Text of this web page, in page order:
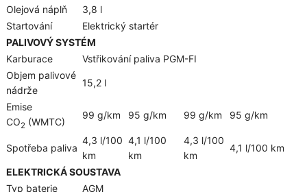
Olejová náplň
3,8 l
Startování
Elektrický startér
PALIVOVÝ SYSTÉM
Karburace
Vstřikování paliva PGM-FI
Objem palivové
nádrže
15,2 l
Emise
CO2 (WMTC)
99 g/km 95 g/km 99 g/km 95 g/km
Spotřeba paliva
4,3 l/100
km
4,1 l/100
km
4,3 l/100
km
4,1 l/100 km
ELEKTRICKÁ SOUSTAVA
Typ baterie
AGM